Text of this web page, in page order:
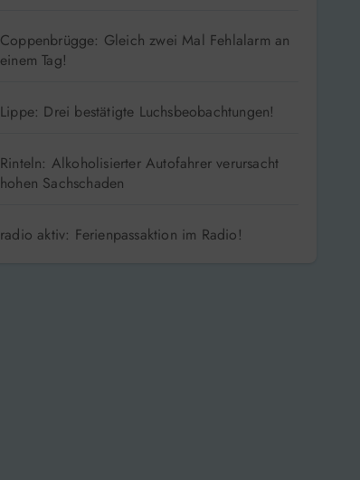
Coppenbrügge: Gleich zwei Mal Fehlalarm an
einem Tag!
Lippe: Drei bestätigte Luchsbeobachtungen!
Rinteln: Alkoholisierter Autofahrer verursacht
hohen Sachschaden
radio aktiv: Ferienpassaktion im Radio!